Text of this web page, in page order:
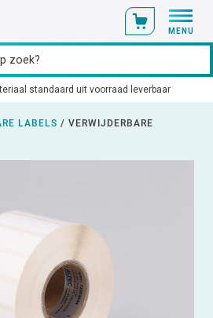
MENU
standaard uit voorraad leverbaar
LABELS / VERWIJDERBARE